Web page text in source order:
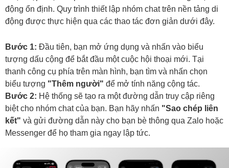
động ổn định. Quy trình thiết lập nhóm chat trên nền tảng di
động được thực hiện qua các thao tác đơn giản dưới đây.
Bước 1: Đầu tiên, bạn mở ứng dụng và nhấn vào biểu
tượng dấu cộng để bắt đầu một cuộc hội thoại mới. Tại
thanh công cụ phía trên màn hình, bạn tìm và nhấn chọn
biểu tượng "Thêm người" để mở tính năng cộng tác.
Bước 2: Hệ thống sẽ tạo ra một đường dẫn truy cập riêng
biệt cho nhóm chat của bạn. Bạn hãy nhấn "Sao chép liên
kết" và gửi đường dẫn này cho bạn bè thông qua Zalo hoặc
Messenger để họ tham gia ngay lập tức.